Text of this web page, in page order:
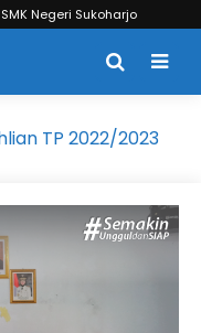
Sukoharjo
TP 2022/2023